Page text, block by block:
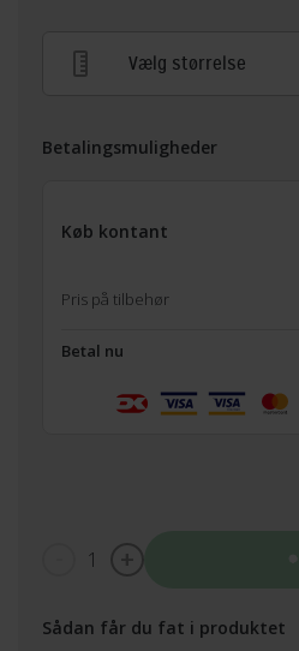
Vælg størrelse
Betalingsmuligheder
Køb kontant
Pris på tilbehør
Betal nu
1
Sådan får du fat i produktet